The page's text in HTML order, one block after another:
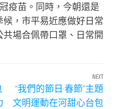
疫苗。同時，今朝還是
，市平易近應做好日常
場合佩帶口罩、日常開
Next
Post
NEXT
“我們的節日·春節”主題
文明運動在河甜心台包